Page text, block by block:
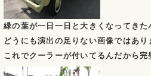
緑の葉が一日一日と大きくなってきた
どうにも演出の足りない画像ではあ
これでクーラーが付いてるんだから完